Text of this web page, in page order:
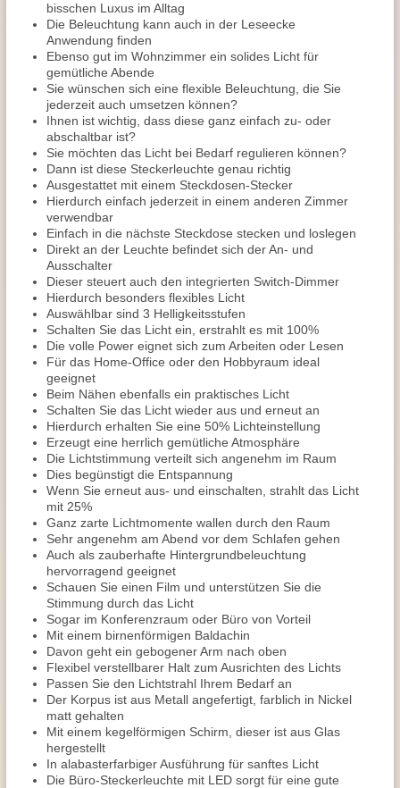
bisschen Luxus im Alltag
Die Beleuchtung kann auch in der Leseecke
Anwendung finden
Ebenso gut im Wohnzimmer ein solides Licht für
gemütliche Abende
Sie wünschen sich eine flexible Beleuchtung, die Sie
jederzeit auch umsetzen können?
Ihnen ist wichtig, dass diese ganz einfach zu- oder
abschaltbar ist?
Sie möchten das Licht bei Bedarf regulieren können?
Dann ist diese Steckerleuchte genau richtig
Ausgestattet mit einem Steckdosen-Stecker
Hierdurch einfach jederzeit in einem anderen Zimmer
verwendbar
Einfach in die nächste Steckdose stecken und loslegen
Direkt an der Leuchte befindet sich der An- und
Ausschalter
Dieser steuert auch den integrierten Switch-Dimmer
Hierdurch besonders flexibles Licht
Auswählbar sind 3 Helligkeitsstufen
Schalten Sie das Licht ein, erstrahlt es mit 100%
Die volle Power eignet sich zum Arbeiten oder Lesen
Für das Home-Office oder den Hobbyraum ideal
geeignet
Beim Nähen ebenfalls ein praktisches Licht
Schalten Sie das Licht wieder aus und erneut an
Hierdurch erhalten Sie eine 50% Lichteinstellung
Erzeugt eine herrlich gemütliche Atmosphäre
Die Lichtstimmung verteilt sich angenehm im Raum
Dies begünstigt die Entspannung
Wenn Sie erneut aus- und einschalten, strahlt das Licht
mit 25%
Ganz zarte Lichtmomente wallen durch den Raum
Sehr angenehm am Abend vor dem Schlafen gehen
Auch als zauberhafte Hintergrundbeleuchtung
hervorragend geeignet
Schauen Sie einen Film und unterstützen Sie die
Stimmung durch das Licht
Sogar im Konferenzraum oder Büro von Vorteil
Mit einem birnenförmigen Baldachin
Davon geht ein gebogener Arm nach oben
Flexibel verstellbarer Halt zum Ausrichten des Lichts
Passen Sie den Lichtstrahl Ihrem Bedarf an
Der Korpus ist aus Metall angefertigt, farblich in Nickel
matt gehalten
Mit einem kegelförmigen Schirm, dieser ist aus Glas
hergestellt
In alabasterfarbiger Ausführung für sanftes Licht
Die Büro-Steckerleuchte mit LED sorgt für eine gute